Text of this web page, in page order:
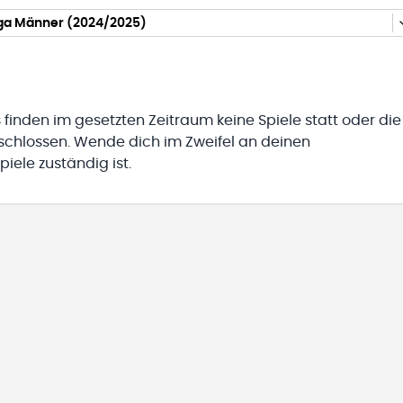
Männer (2024/2025)
finden im gesetzten Zeitraum keine Spiele statt oder die
Wende dich im Zweifel an deinen
zuständig ist.